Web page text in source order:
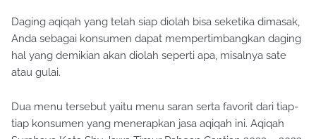
Daging aqiqah yang telah siap diolah bisa seketika dimasak,
Anda sebagai konsumen dapat mempertimbangkan daging
hal yang demikian akan diolah seperti apa, misalnya sate
atau gulai.
Dua menu tersebut yaitu menu saran serta favorit dari tiap-
tiap konsumen yang menerapkan jasa aqiqah ini. Aqiqah